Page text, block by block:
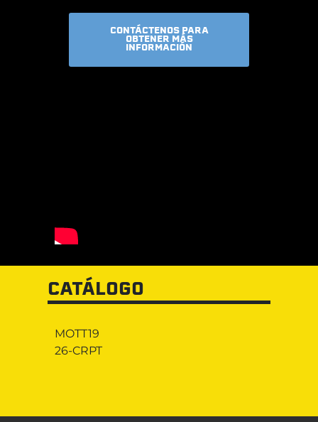
CONTÁCTENOS PARA
OBTENER MÁS
INFORMACIÓN
CATÁLOGO
MOTT19
26-CRPT